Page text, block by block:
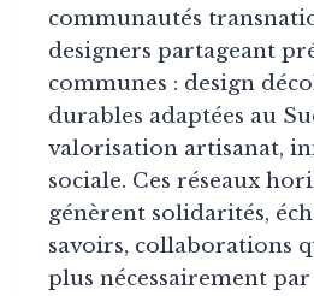
communautés
designers partageant
communes : design
durables adaptées au
valorisation artisanat,
sociale. Ces réseaux
génèrent solidarités,
savoirs, collaborations
plus nécessairement